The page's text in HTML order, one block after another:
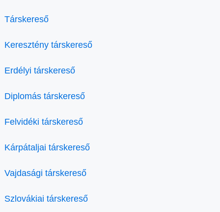
Társkereső
Keresztény társkereső
Erdélyi társkereső
Diplomás társkereső
Felvidéki társkereső
Kárpátaljai társkereső
Vajdasági társkereső
Szlovákiai társkereső